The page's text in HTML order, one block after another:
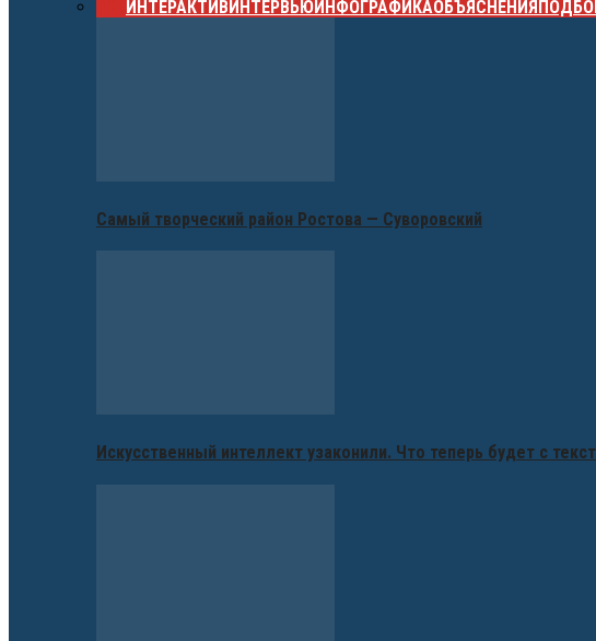
ИНТЕРАКТИВИНТЕРВЬЮИНФОГРАФИКАОБЪЯСНЕНИЯ
Самый творческий район Ростова — Суворовский
Искусственный интеллект узаконили. Что теперь будет с